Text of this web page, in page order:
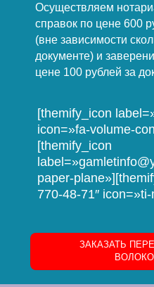
Осуществляем
справок по цене 600
(вне зависимости
документе) и
цене 100 рублей за
[themify_icon
icon=»fa-volume-
[themify_icon
paper-
770-48-71″
ЗАКАЗАТЬ